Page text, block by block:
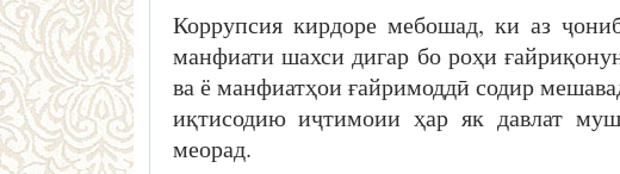
Коррупсия кирдоре мебошад, ки аз
манфиати шахси дигар бо роҳи
ва ё манфиатҳои ғайримоддӣ содир
иқтисодию иҷтимоии ҳар як давлат
меорад.